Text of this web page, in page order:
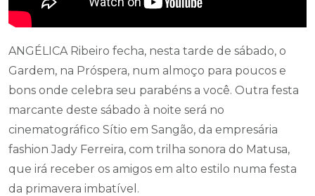
ANGÉLICA Ribeiro fecha, nesta tarde de sábado, o
Gardem, na Próspera, num almoço para poucos e
bons onde celebra seu parabéns a você. Outra festa
marcante deste sábado à noite será no
cinematográfico Sítio em Sangão, da empresária
fashion Jady Ferreira, com trilha sonora do Matusa,
que irá receber os amigos em alto estilo numa festa
da primavera imbatível.